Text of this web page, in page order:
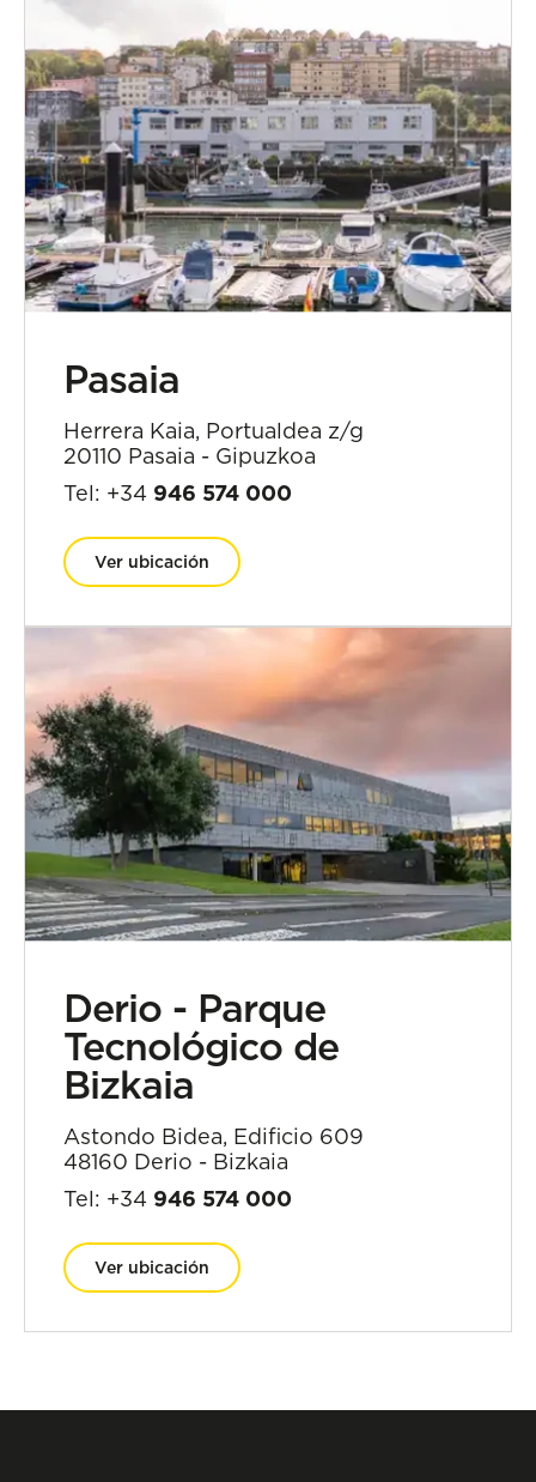
Pasaia
Herrera Kaia, Portualdea z/g
20110 Pasaia - Gipuzkoa
Tel: +34 946 574 000
Ver ubicación
Derio - Parque
Tecnológico de
Bizkaia
Astondo Bidea, Edificio 609
48160 Derio - Bizkaia
Tel: +34 946 574 000
Ver ubicación